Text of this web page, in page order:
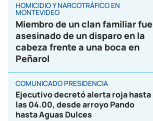
HOMICIDIO Y NARCOTRÁFICO EN
MONTEVIDEO
Miembro de un clan familiar fue
asesinado de un disparo en la
cabeza frente a una boca en
Peñarol
COMUNICADO PRESIDENCIA
Ejecutivo decretó alerta roja hasta
las 04.00, desde arroyo Pando
hasta Aguas Dulces